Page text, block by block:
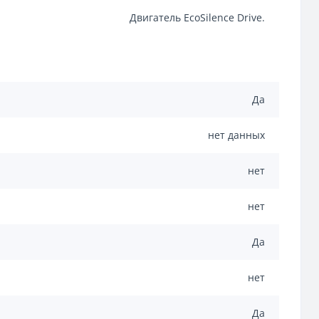
Двигатель EcoSilence Drive.
Да
нет данных
нет
нет
Да
нет
Да